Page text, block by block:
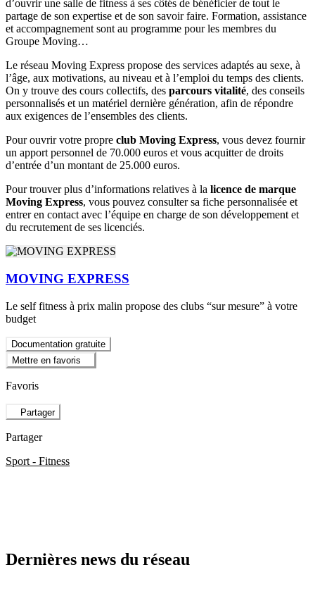
d’ouvrir une salle de fitness à ses côtés de bénéficier de tout le
partage de son expertise et de son savoir faire. Formation, assistance
et accompagnement sont au programme pour les membres du
Groupe Moving…
Le réseau Moving Express propose des services adaptés au sexe, à
l’âge, aux motivations, au niveau et à l’emploi du temps des clients.
On y trouve des cours collectifs, des parcours vitalité, des conseils
personnalisés et un matériel dernière génération, afin de répondre
aux exigences de l’ensembles des clients.
Pour ouvrir votre propre club Moving Express, vous devez fournir
un apport personnel de 70.000 euros et vous acquitter de droits
d’entrée d’un montant de 25.000 euros.
Pour trouver plus d’informations relatives à la licence de marque
Moving Express, vous pouvez consulter sa fiche personnalisée et
entrer en contact avec l’équipe en charge de son développement et
du recrutement de ses licenciés.
MOVING EXPRESS
Le self fitness à prix malin propose des clubs “sur mesure” à votre
budget
Documentation gratuite
Mettre en favoris
Favoris
Partager
Partager
Sport - Fitness
Dernières news du réseau